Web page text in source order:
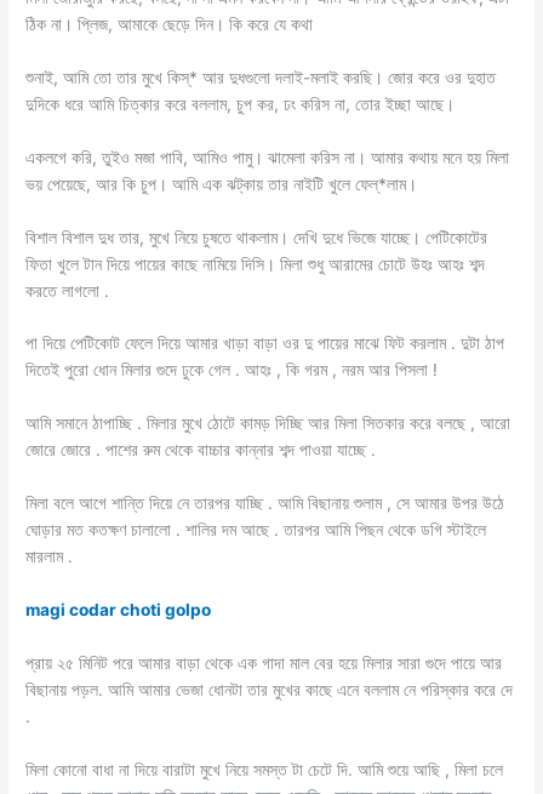
ঠিক না। প্লিজ, আমাকে ছেড়ে দিন। কি করে যে কথা
শুনাই, আমি তো তার মুখে কিস্* আর দুধগুলো দলাই-মলাই করছি। জোর করে ওর দুহাত
দুদিকে ধরে আমি চিত্কার করে বললাম, চুপ কর, ঢং করিস না, তোর ইচ্ছা আছে।
একলগে করি, তুইও মজা পাবি, আমিও পামু। ঝামেলা করিস না। আমার কথায় মনে হয় মিলা
ভয় পেয়েছে, আর কি চুপ। আমি এক ঝট্কায় তার নাইটি খুলে ফেল্*লাম।
বিশাল বিশাল দুধ তার, মুখে নিয়ে চুষতে থাকলাম। দেখি দুধে ভিজে যাচ্ছে। পেটিকোটের
ফিতা খুলে টান দিয়ে পায়ের কাছে নামিয়ে দিসি। মিলা শুধু আরামের চোটে উহঃ আহঃ শব্দ
করতে লাগলো .
পা দিয়ে পেটিকোট ফেলে দিয়ে আমার খাড়া বাড়া ওর দু পায়ের মাঝে ফিট করলাম . দুটা ঠাপ
দিতেই পুরো ধোন মিলার গুদে ঢুকে গেল . আহঃ , কি গরম , নরম আর পিসলা !
আমি সমানে ঠাপাচ্ছি . মিলার মুখে ঠোটে কামড় দিচ্ছি আর মিলা সিতকার করে বলছে , আরো
জোরে জোরে . পাশের রুম থেকে বাচ্চার কান্নার শব্দ পাওয়া যাচ্ছে .
মিলা বলে আগে শান্তি দিয়ে নে তারপর যাচ্ছি . আমি বিছানায় শুলাম , সে আমার উপর উঠে
ঘোড়ার মত কতক্ষণ চালালো . শালির দম আছে . তারপর আমি পিছন থেকে ডগি স্টাইলে
মারলাম .
magi codar choti golpo
প্রায় ২৫ মিনিট পরে আমার বাড়া থেকে এক গাদা মাল বের হয়ে মিলার সারা গুদে পায়ে আর
বিছানায় পড়ল. আমি আমার ভেজা ধোনটা তার মুখের কাছে এনে বললাম নে পরিস্কার করে দে
.
মিলা কোনো বাধা না দিয়ে বারাটা মুখে নিয়ে সমস্ত টা চেটে দি. আমি শুয়ে আছি , মিলা চলে